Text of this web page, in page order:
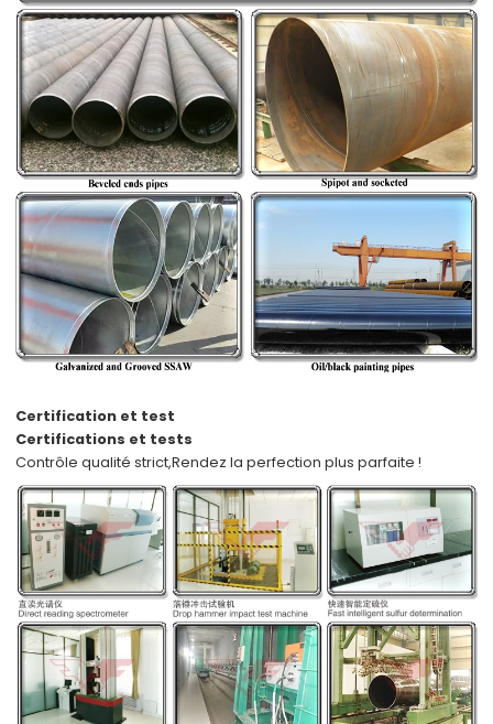
Certification et test
Certifications et tests
Contrôle qualité strict,Rendez la perfection plus parfaite !